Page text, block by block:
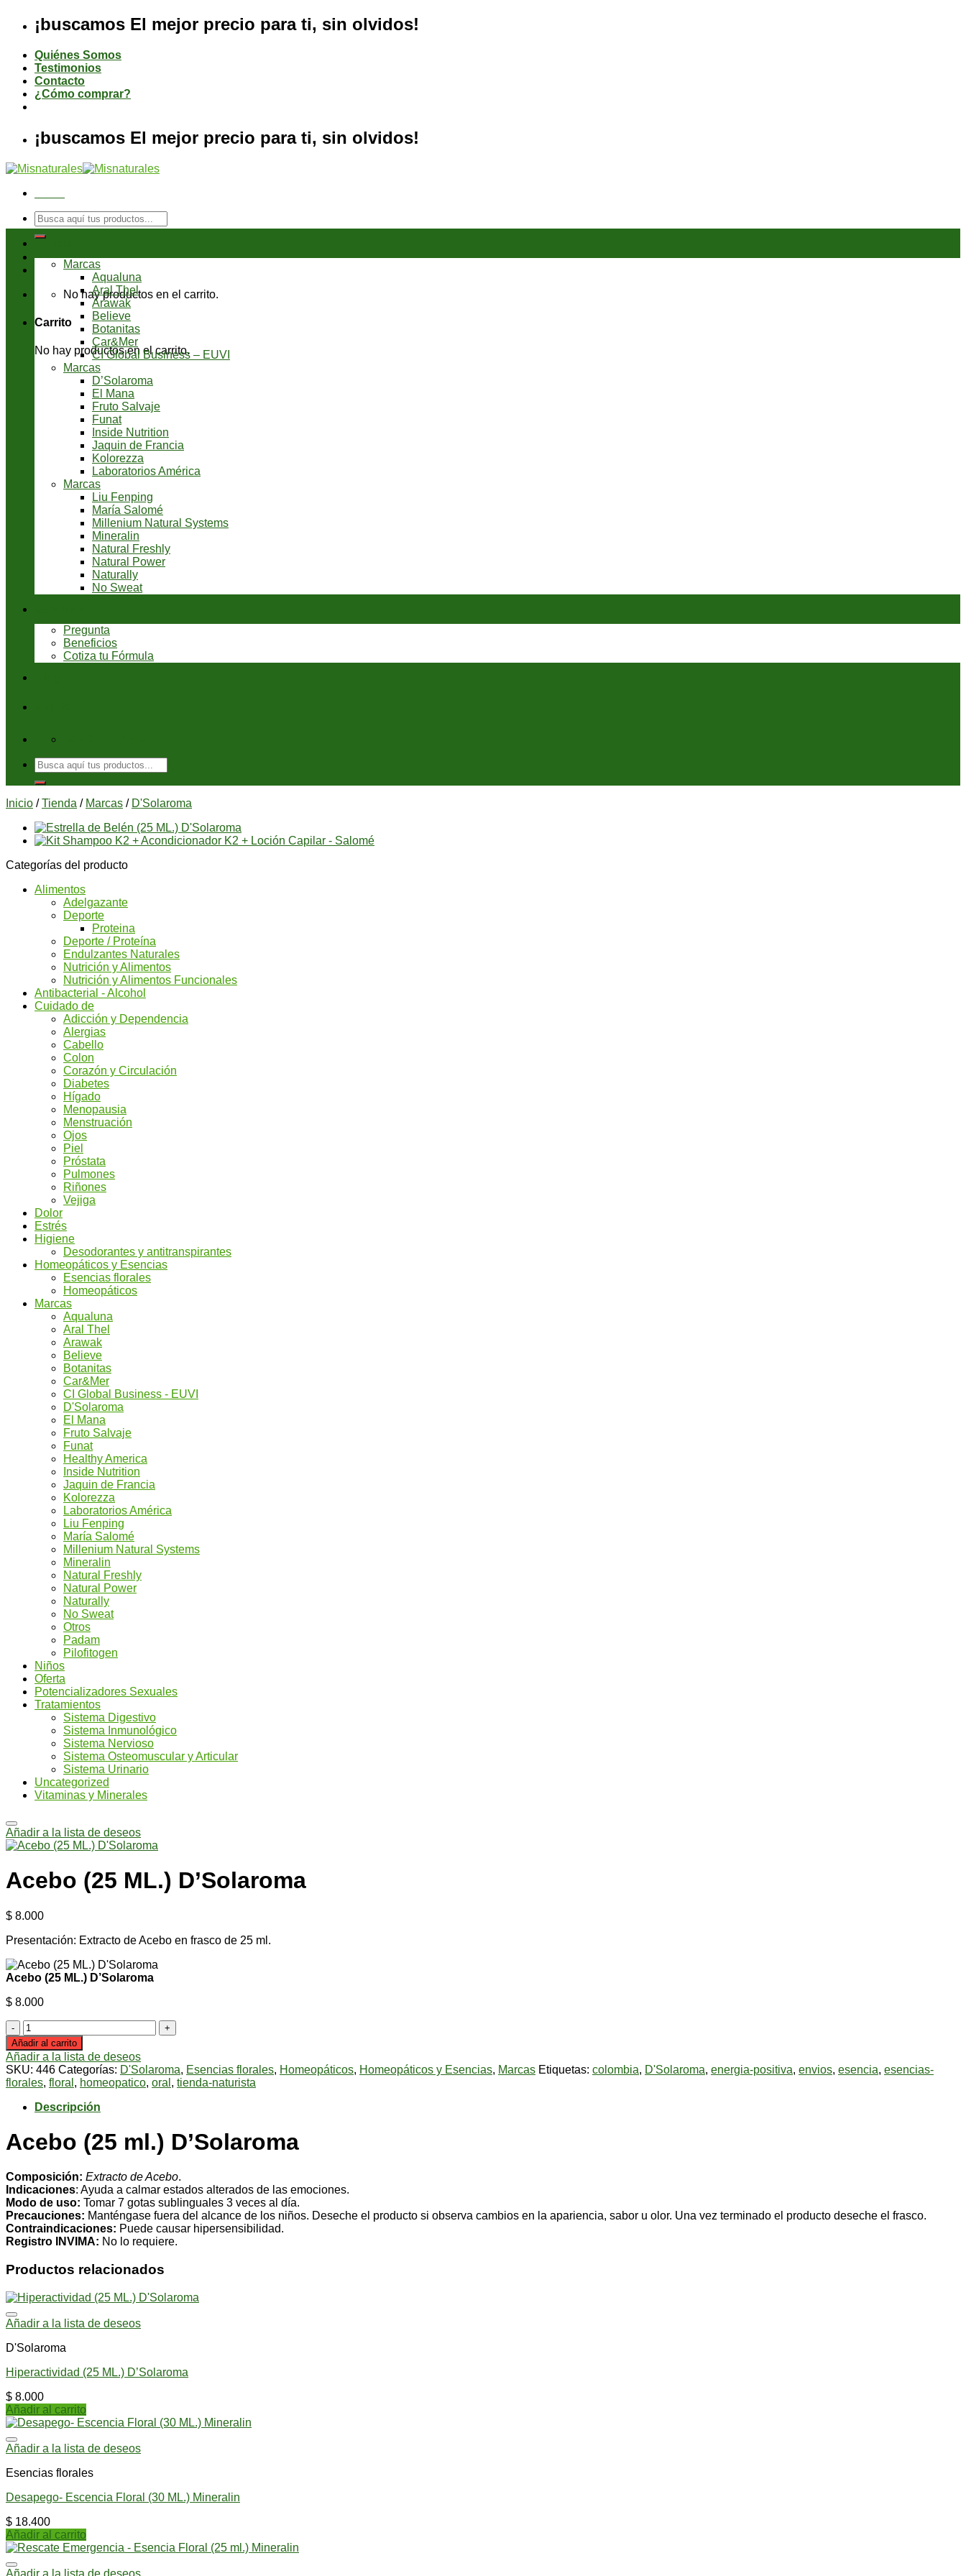
¡buscamos El mejor precio para ti, sin olvidos!
Quiénes Somos
Testimonios
Contacto
¿Cómo comprar?
¡buscamos El mejor precio para ti, sin olvidos!
Buscar
por:
No hay productos en el carrito.
Carrito
No hay productos en el carrito.
Marcas
Aqualuna
Aral Thel
Arawak
Believe
Botanitas
Car&Mer
CI Global Business – EUVI
Marcas
D’Solaroma
El Mana
Fruto Salvaje
Funat
Inside Nutrition
Jaquin de Francia
Kolorezza
Laboratorios América
Marcas
Liu Fenping
María Salomé
Millenium Natural Systems
Mineralin
Natural Freshly
Natural Power
Naturally
No Sweat
Pregunta
Beneficios
Cotiza tu Fórmula
Buscar
por:
Inicio / Tienda / Marcas / D'Solaroma
Categorías del producto
Alimentos
Adelgazante
Deporte
Proteina
Deporte / Proteína
Endulzantes Naturales
Nutrición y Alimentos
Nutrición y Alimentos Funcionales
Antibacterial - Alcohol
Cuidado de
Adicción y Dependencia
Alergias
Cabello
Colon
Corazón y Circulación
Diabetes
Hígado
Menopausia
Menstruación
Ojos
Piel
Próstata
Pulmones
Riñones
Vejiga
Dolor
Estrés
Higiene
Desodorantes y antitranspirantes
Homeopáticos y Esencias
Esencias florales
Homeopáticos
Marcas
Aqualuna
Aral Thel
Arawak
Believe
Botanitas
Car&Mer
CI Global Business - EUVI
D'Solaroma
El Mana
Fruto Salvaje
Funat
Healthy America
Inside Nutrition
Jaquin de Francia
Kolorezza
Laboratorios América
Liu Fenping
María Salomé
Millenium Natural Systems
Mineralin
Natural Freshly
Natural Power
Naturally
No Sweat
Otros
Padam
Pilofitogen
Niños
Oferta
Potencializadores Sexuales
Tratamientos
Sistema Digestivo
Sistema Inmunológico
Sistema Nervioso
Sistema Osteomuscular y Articular
Sistema Urinario
Uncategorized
Vitaminas y Minerales
Añadir a la lista de deseos
Acebo (25 ML.) D’Solaroma
$ 8.000
Presentación: Extracto de Acebo en frasco de 25 ml.
Acebo (25 ML.) D’Solaroma
$ 8.000
Acebo
(25
ML.)
D'Solaroma
cantidad
Añadir al carrito
Añadir a la lista de deseos
SKU: 446 Categorías: D'Solaroma, Esencias florales, Homeopáticos, Homeopáticos y Esencias, Marcas Etiquetas: colombia, D'Solaroma, energia-positiva, envios, esencia, esencias-
florales, floral , homeopatico, oral , tienda-naturista
Descripción
Acebo (25 ml.) D’Solaroma
Composición: Extracto de Acebo.
Indicaciones: Ayuda a calmar estados alterados de las emociones.
Modo de uso: Tomar 7 gotas sublinguales 3 veces al día.
Precauciones: Manténgase fuera del alcance de los niños. Deseche el producto si observa cambios en la apariencia, sabor u olor. Una vez terminado el producto deseche el frasco.
Contraindicaciones: Puede causar hipersensibilidad.
Registro INVIMA: No lo requiere.
Productos relacionados
Añadir a la lista de deseos
D'Solaroma
Hiperactividad (25 ML.) D’Solaroma
$ 8.000
Añadir al carrito
Añadir a la lista de deseos
Esencias florales
Desapego- Escencia Floral (30 ML.) Mineralin
$ 18.400
Añadir al carrito
Añadir a la lista de deseos